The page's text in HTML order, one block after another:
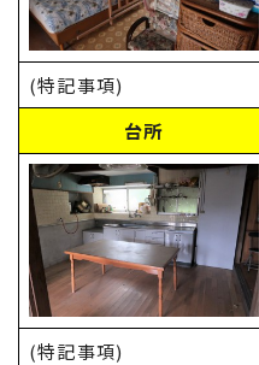
(特記事項)
台所
(特記事項)